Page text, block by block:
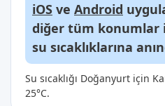
iOS ve Android
diğer tüm konumlar
su sıcaklıklarına
Su sıcaklığı Doğanyurt için
25°C.